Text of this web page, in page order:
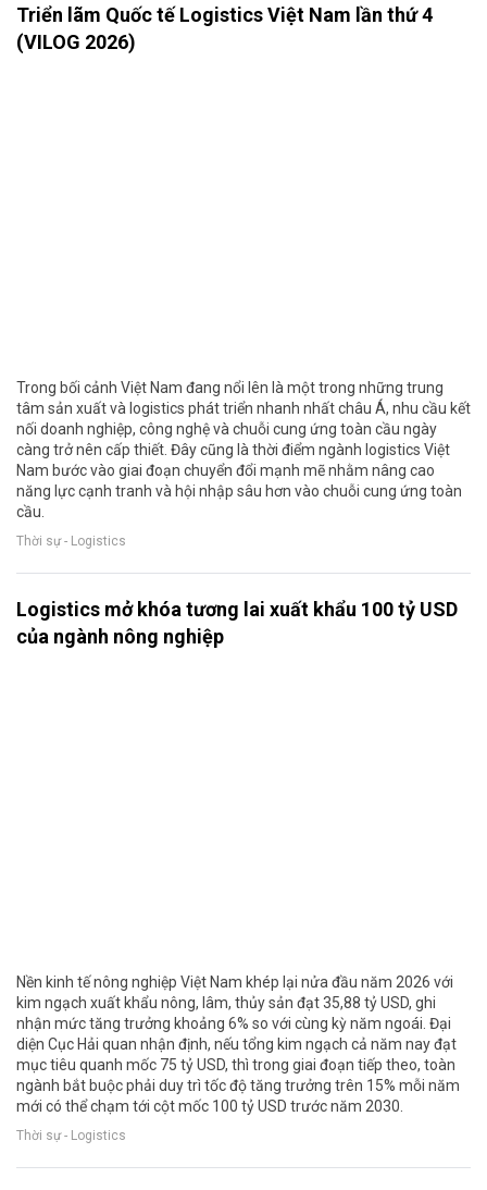
Triển lãm Quốc tế Logistics Việt Nam lần thứ 4
(VILOG 2026)
Trong bối cảnh Việt Nam đang nổi lên là một trong những trung
tâm sản xuất và logistics phát triển nhanh nhất châu Á, nhu cầu kết
nối doanh nghiệp, công nghệ và chuỗi cung ứng toàn cầu ngày
càng trở nên cấp thiết. Đây cũng là thời điểm ngành logistics Việt
Nam bước vào giai đoạn chuyển đổi mạnh mẽ nhằm nâng cao
năng lực cạnh tranh và hội nhập sâu hơn vào chuỗi cung ứng toàn
cầu.
Thời sự - Logistics
Logistics mở khóa tương lai xuất khẩu 100 tỷ USD
của ngành nông nghiệp
Nền kinh tế nông nghiệp Việt Nam khép lại nửa đầu năm 2026 với
kim ngạch xuất khẩu nông, lâm, thủy sản đạt 35,88 tỷ USD, ghi
nhận mức tăng trưởng khoảng 6% so với cùng kỳ năm ngoái. Đại
diện Cục Hải quan nhận định, nếu tổng kim ngạch cả năm nay đạt
mục tiêu quanh mốc 75 tỷ USD, thì trong giai đoạn tiếp theo, toàn
ngành bắt buộc phải duy trì tốc độ tăng trưởng trên 15% mỗi năm
mới có thể chạm tới cột mốc 100 tỷ USD trước năm 2030.
Thời sự - Logistics